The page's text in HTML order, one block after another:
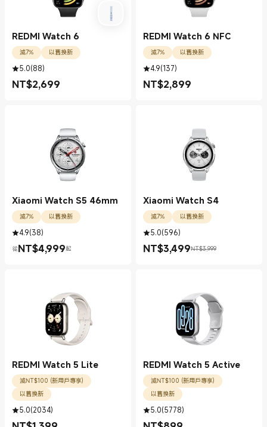
REDMI Watch 6
減7% 以舊換新
5.0(88)
NT$2,699
現價 NT$2699.00
REDMI Watch 6 NFC
減7% 以舊換新
4.9(137)
NT$2,899
現價 NT$2899.00
Xiaomi Watch S5 46mm
減7% 以舊換新
4.9(38)
從NT$4,999
現價 NT$4999.00 起
Xiaomi Watch S4
減7% 以舊換新
5.0(596)
NT$3,499
現價 NT$3499.00NT$3,999
銷售價格 NT$3,999
REDMI Watch 5 Lite
減NT$100 (新用戶專享)
以舊換新
5.0(2034)
REDMI Watch 5 Active
減NT$100 (新用戶專享)
以舊換新
5.0(5778)